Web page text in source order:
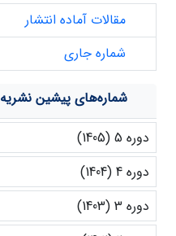
مقالات آماده انتشار
شماره جاری
شماره‌های پیشین نشریه
دوره 5 (1405)
دوره 4 (1404)
دوره 3 (1403)